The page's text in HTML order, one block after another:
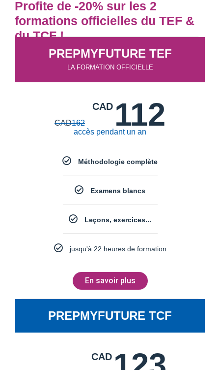
Profite de -20% sur les 2
formations officielles du TEF &
du TCF !
PREPMYFUTURE TEF
LA FORMATION OFFICIELLE
CAD162
CAD 112
accès pendant un an
Méthodologie complète
Examens blancs
Leçons, exercices...
jusqu'à 22 heures de formation
En savoir plus
PREPMYFUTURE TCF
CAD